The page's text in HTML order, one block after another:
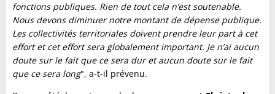
fonctions publiques. Rien de tout cela n’est soutenable.
Nous devons diminuer notre montant de dépense publique.
Les collectivités territoriales doivent prendre leur part à cet
effort et cet effort sera globalement important. Je n’ai aucun
doute sur le fait que ce sera dur et aucun doute sur le fait
que ce sera long", a-t-il prévenu.